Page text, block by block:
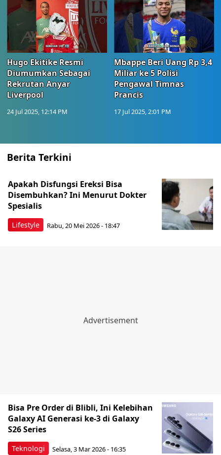
Hugo Ekitike Resmi
Diumumkan Sebagai
Rekrutan Anyar
Liverpool
24 Jul 2025, 12:14 PM
Mbappe Beri Uang Rp 3,4
Miliar ke 5 Polisi
Pengawal Timnas
Prancis
17 Jul 2025, 2:01 PM
Berita Terkini
Lifestyle
Apakah Disfungsi Ereksi Bisa
Disembuhkan? Ini Menurut Dokter
Spesialis
Rabu, 20 Mei 2026 - 18:47
Teknologi
Bisa Pre Order di Blibli, Ini Kelebihan
Galaxy AI Generasi ke-3 di Galaxy
S26 Series
Selasa, 3 Mar 2026 - 16:35